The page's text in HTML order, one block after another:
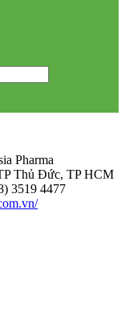
Pharma
Thủ Đức, TP HCM
3519 4477